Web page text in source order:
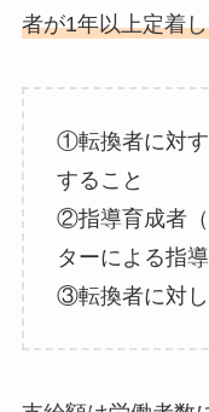
者が1年以上定着
①転換者に対
すること
②指導育成者
ターによる指
③転換者に対し